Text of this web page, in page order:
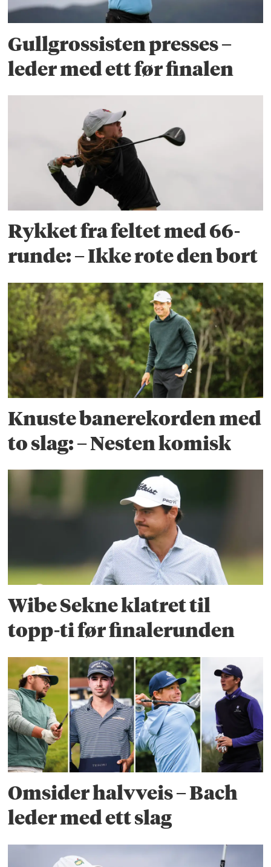
Gullgrossisten presses –
leder med ett før finalen
Rykket fra feltet med 66-
runde: – Ikke rote den bort
Knuste banerekorden med
to slag: – Nesten komisk
Wibe Sekne klatret til
topp-ti før finalerunden
Omsider halvveis – Bach
leder med ett slag